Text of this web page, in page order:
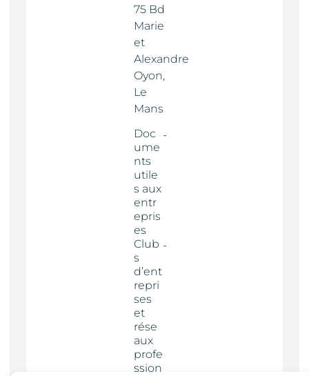
75 Bd
Marie
et
Alexandre
Oyon,
Le
Mans
Doc
ume
nts
utile
s aux
entr
epris
es
Club
s
d’ent
repri
ses
et
rése
aux
profe
ssion